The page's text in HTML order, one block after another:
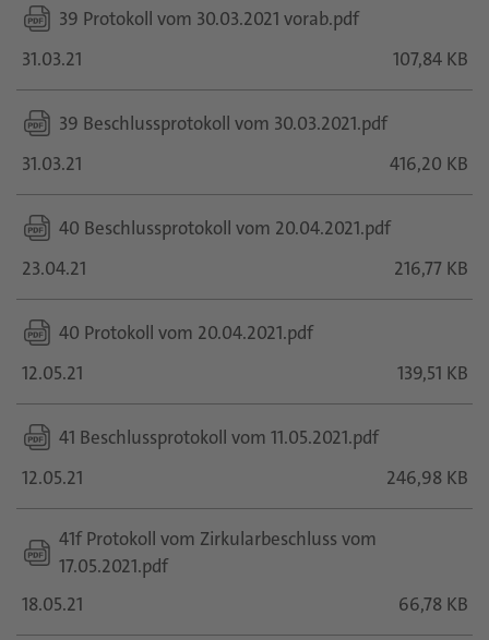
39 Protokoll vom 30.03.2021 vorab.pdf
31.03.21
107,84 KB
39 Beschlussprotokoll vom 30.03.2021.pdf
31.03.21
416,20 KB
40 Beschlussprotokoll vom 20.04.2021.pdf
23.04.21
216,77 KB
40 Protokoll vom 20.04.2021.pdf
12.05.21
139,51 KB
41 Beschlussprotokoll vom 11.05.2021.pdf
12.05.21
246,98 KB
41f Protokoll vom Zirkularbeschluss vom
17.05.2021.pdf
18.05.21
66,78 KB